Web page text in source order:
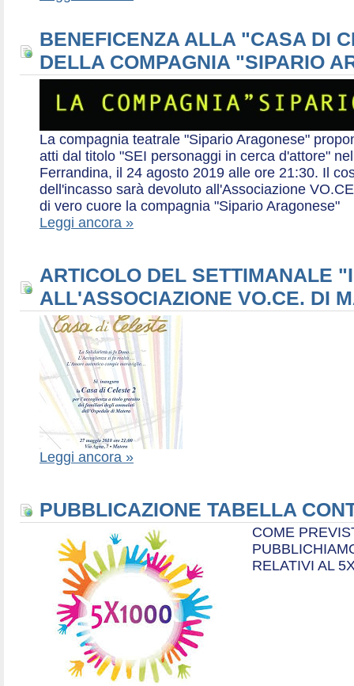
BENEFICENZA ALLA "CASA DI
DELLA COMPAGNIA "SIPARIO
La compagnia teatrale "Sipario Aragonese"
atti dal titolo "SEI personaggi in cerca d'attore"
Ferrandina, il 24 agosto 2019 alle ore 21:30. Il
dell'incasso sarà devoluto all'Associazione
di vero cuore la compagnia "Sipario Aragonese"
Leggi ancora »
ARTICOLO DEL SETTIMANALE
ALL'ASSOCIAZIONE VO.CE. DI
Leggi ancora »
PUBBLICAZIONE TABELLA
COME
RELATIVI AL